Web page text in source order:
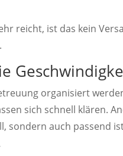
reicht, ist das kein
organisiert
sich schnell klären.
sondern auch passend